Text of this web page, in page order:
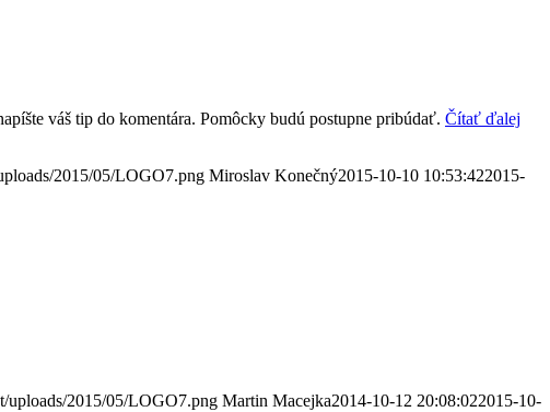
váš tip do komentára. Pomôcky budú postupne pribúdať. Čítať ďalej
2015/05/LOGO7.png Miroslav Konečný2015-10-10 10:53:422015-
uploads/2015/05/LOGO7.png Martin Macejka2014-10-12 20:08:022015-10-